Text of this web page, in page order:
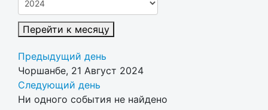
Перейти к месяцу
Предыдущий день
Чоршанбе, 21 Август 2024
Следующий день
Ни одного события не найдено